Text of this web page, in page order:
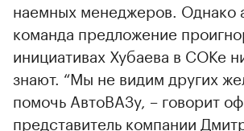
наемных менеджеров. Однако
команда предложение
инициативах Хубаева в СОКе
знают. “Мы не видим других
помочь АвтоВАЗу, – говорит
представитель компании